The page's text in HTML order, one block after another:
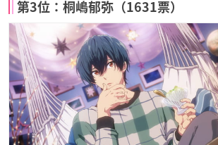
第3位：桐嶋郁弥（1631票）